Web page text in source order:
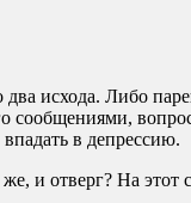
исхода. Либо
сообщениями,
в депрессию.
и отверг? На этот